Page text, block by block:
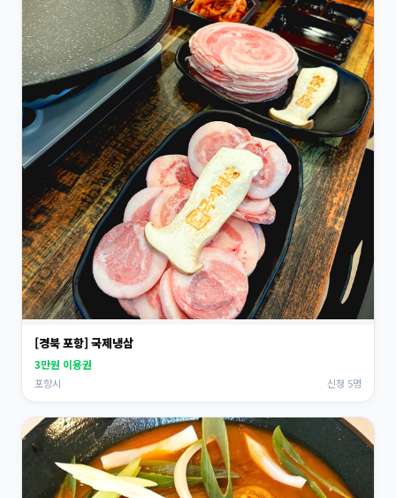
[경북 포항] 국제냉삼
3만원 이용권
포항시 신청 5명